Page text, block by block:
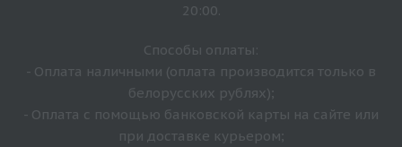
20:00.
Способы оплаты:
- Оплата наличными (оплата производится только в
белорусских рублях);
- Оплата с помощью банковской карты на сайте или
при доставке курьером;